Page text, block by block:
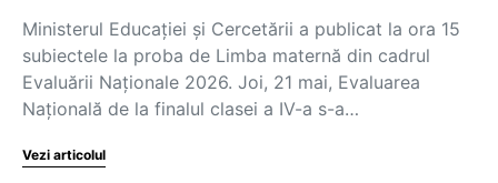
Ministerul Educației și Cercetării a publicat la ora 15
subiectele la proba de Limba maternă din cadrul
Evaluării Naționale 2026. Joi, 21 mai, Evaluarea
Națională de la finalul clasei a IV-a s-a…
Vezi articolul